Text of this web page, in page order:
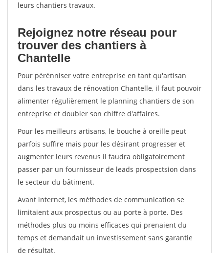
leurs chantiers travaux.
Rejoignez notre réseau pour
trouver des chantiers à
Chantelle
Pour pérénniser votre entreprise en tant qu'artisan
dans les travaux de rénovation Chantelle, il faut pouvoir
alimenter régulièrement le planning chantiers de son
entreprise et doubler son chiffre d'affaires.
Pour les meilleurs artisans, le bouche à oreille peut
parfois suffire mais pour les désirant progresser et
augmenter leurs revenus il faudra obligatoirement
passer par un fournisseur de leads prospectsion dans
le secteur du bâtiment.
Avant internet, les méthodes de communication se
limitaient aux prospectus ou au porte à porte. Des
méthodes plus ou moins efficaces qui prenaient du
temps et demandait un investissement sans garantie
de résultat.